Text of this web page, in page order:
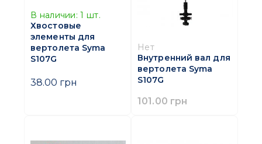
В наличии: 1 шт.
Хвостовые
элементы для
вертолета Syma
S107G
38.00 грн
Нет
Внутренний вал для
вертолета Syma
S107G
101.00 грн